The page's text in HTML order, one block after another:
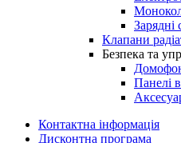
Зарядні
Клапани
Безпека та
Панелі
Контактна інформація
Дисконтна програма